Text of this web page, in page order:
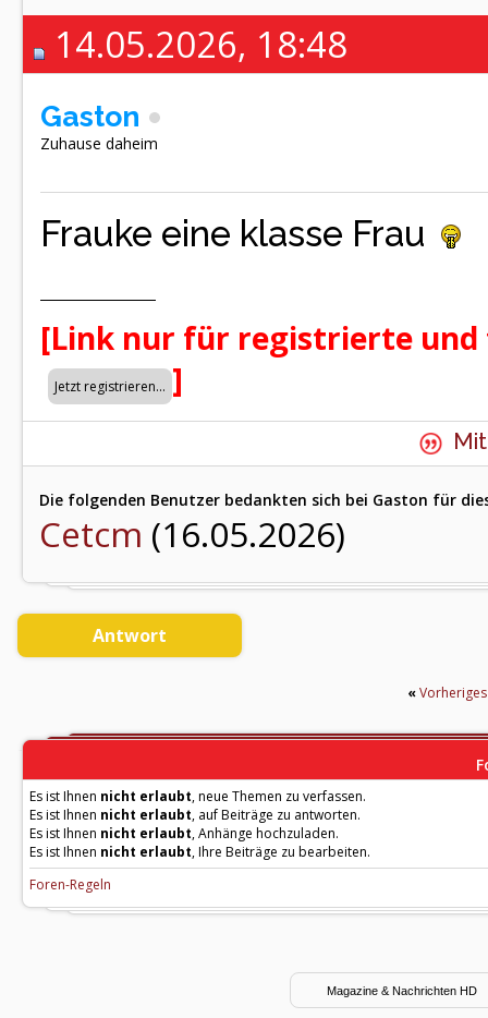
14.05.2026, 18:48
Gaston
Zuhause daheim
Frauke eine klasse Frau
[Link nur für registrierte
]
Die folgenden Benutzer bedankten sich bei Gaston für
Cetcm (16.05.2026)
Antwort
«
Es ist Ihnen nicht erlaubt, neue Themen zu verfassen.
Es ist Ihnen nicht erlaubt, auf Beiträge zu antworten.
Es ist Ihnen nicht erlaubt, Anhänge hochzuladen.
Es ist Ihnen nicht erlaubt, Ihre Beiträge zu bearbeiten.
Foren-Regeln